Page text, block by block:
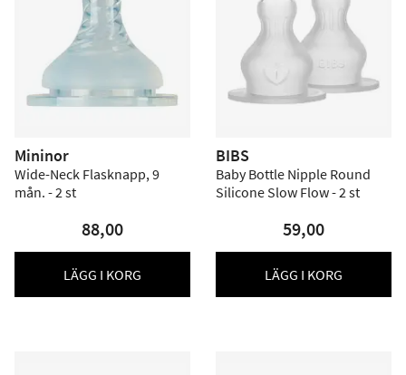
Mininor
Wide-Neck Flasknapp, 9
mån. - 2 st
88,00
LÄGG I KORG
BIBS
Baby Bottle Nipple Round
Silicone Slow Flow - 2 st
59,00
LÄGG I KORG